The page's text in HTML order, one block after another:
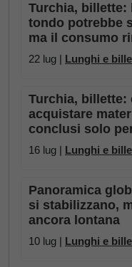
Turchia, billette:
tondo potrebbe
ma il consumo
22 lug | Lunghi e
Turchia, billette:
acquistare
conclusi solo
16 lug | Lunghi e
Panoramica
si stabilizzano,
ancora lontana
10 lug | Lunghi e